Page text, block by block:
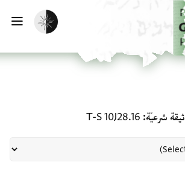
تفعيل الوضع المظلم
ثيقة شرعيّة T-S 10J28.16